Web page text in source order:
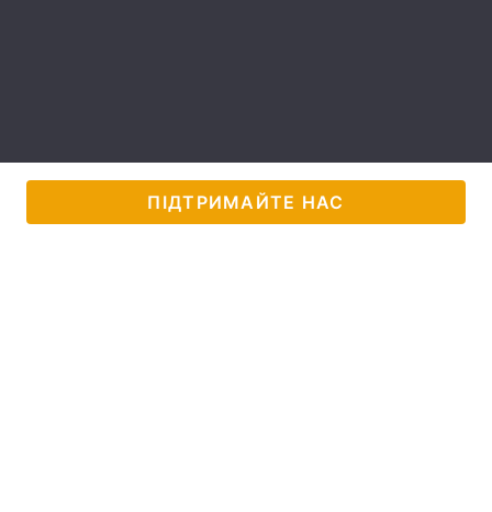
Відео з Youtube Статті
ПІДТРИМАЙТЕ НАС